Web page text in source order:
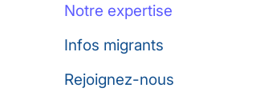
Notre expertise
Infos migrants
Rejoignez-nous